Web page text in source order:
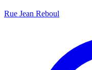
Rue Jean Reboul